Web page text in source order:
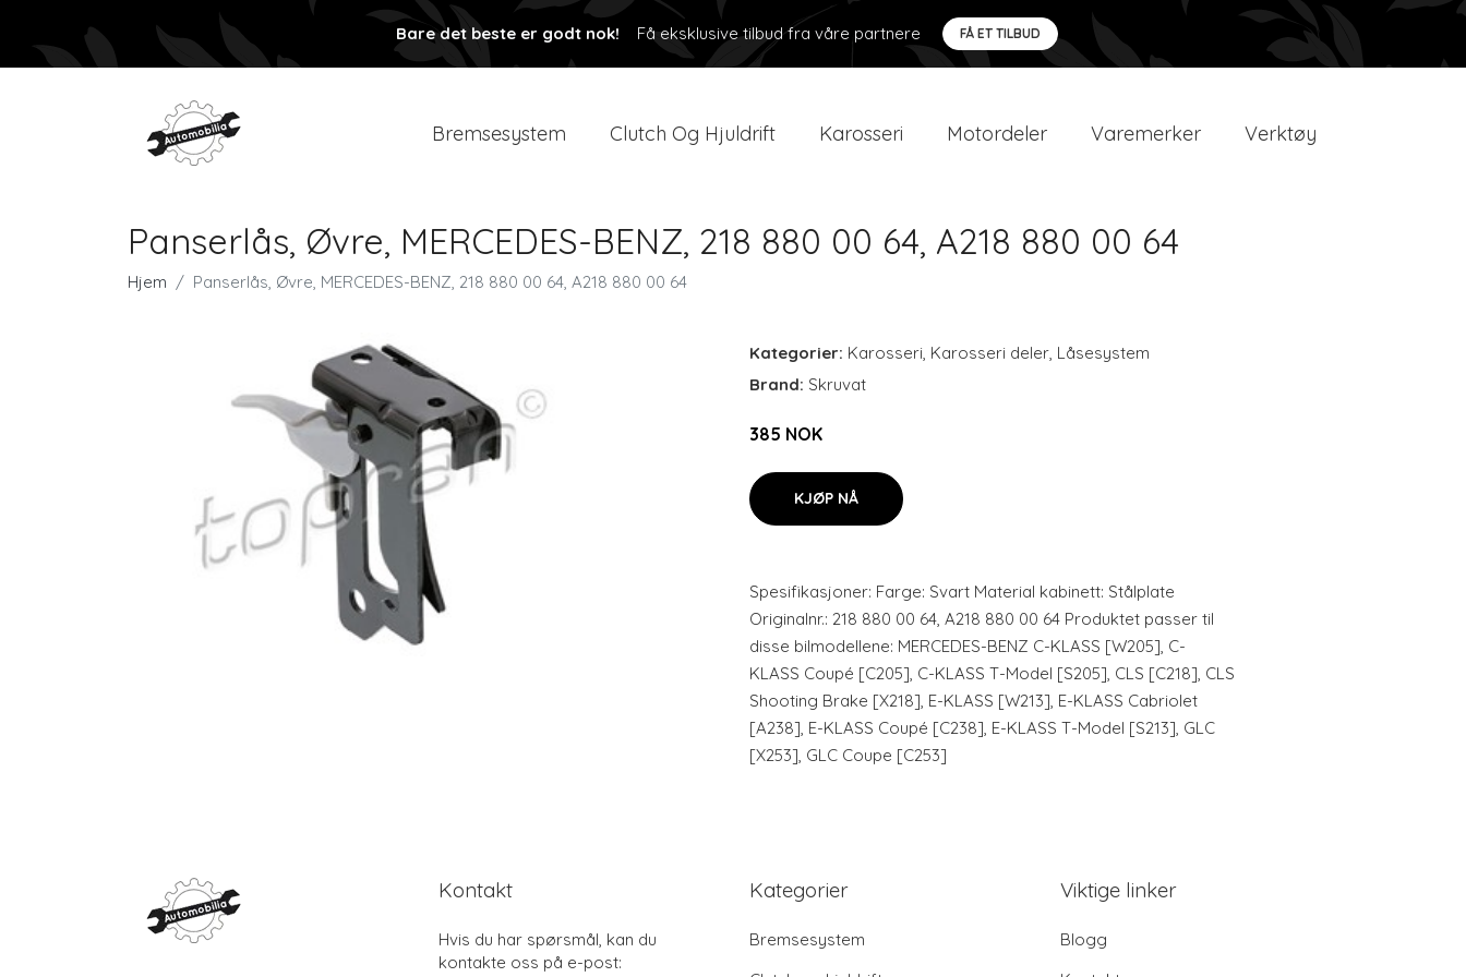
Bare det beste er godt nok! Få eksklusive tilbud fra våre partnere FÅ ET TILBUD
Bremsesystem Clutch Og Hjuldrift Karosseri Motordeler Varemerker Verktøy
Panserlås, Øvre, MERCEDES-BENZ, 218 880 00 64, A218 880 00 64
Hjem Panserlås, Øvre, MERCEDES-BENZ, 218 880 00 64, A218 880 00 64
Kategorier: Karosseri, Karosseri deler, Låsesystem
Brand: Skruvat
385 NOK
KJØP NÅ
Spesifikasjoner: Farge: Svart Material kabinett: Stålplate
Originalnr.: 218 880 00 64, A218 880 00 64 Produktet passer til
disse bilmodellene: MERCEDES-BENZ C-KLASS [W205], C-
KLASS Coupé [C205], C-KLASS T-Model [S205], CLS [C218], CLS
Shooting Brake [X218], E-KLASS [W213], E-KLASS Cabriolet
[A238], E-KLASS Coupé [C238], E-KLASS T-Model [S213], GLC
[X253], GLC Coupe [C253]
Kontakt
Hvis du har spørsmål, kan du
kontakte oss på e-post:
Kategorier
Bremsesystem
Viktige linker
Blogg